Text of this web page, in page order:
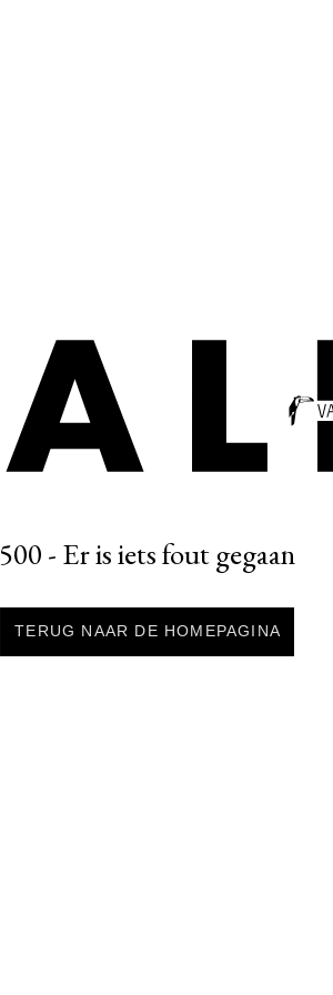
500 - Er is iets fout gegaan
TERUG NAAR DE HOMEPAGINA